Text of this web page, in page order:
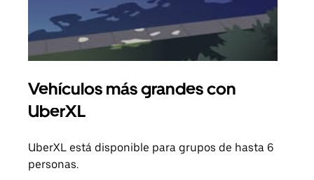
Vehículos más grandes con
UberXL
UberXL está disponible para grupos de hasta 6
personas.